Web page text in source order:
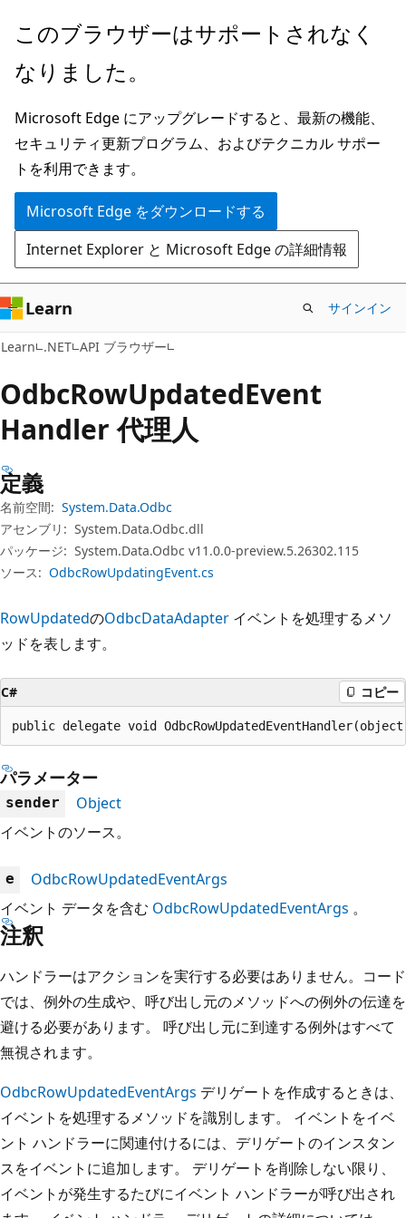
メ
ン
ン
テ
ン
ツ
に
ス
キ
ッ
プ
ペ
ジ
ナ
ビ
ゲ
ー
シ
ョ
ン
に
ス
キ
ッ
プ
このブラウザーはサポートされなく
なりました。
Microsoft Edge にアップグレードすると、最新の機能、
セキュリティ更新プログラム、およびテクニカル サポー
トを利用できます。
Microsoft Edge をダウンロードする
Internet Explorer と Microsoft Edge の詳細情報
Learn サインイン
Learn .NET API ブラウザー
OdbcRowUpdatedEvent
Handler 代理人
定義
名前空間: System.Data.Odbc
アセンブリ: System.Data.Odbc.dll
パッケージ: System.Data.Odbc v11.0.0-preview.5.26302.115
ソース: OdbcRowUpdatingEvent.cs
RowUpdatedのOdbcDataAdapter イベントを処理するメソ
ッドを表します。
C# コピー
public delegate void
パラメーター
sender
Object
イベントのソース。
e
OdbcRowUpdatedEventArgs
イベント データを含む OdbcRowUpdatedEventArgs 。
注釈
ハンドラーはアクションを実行する必要はありません。コード
では、例外の生成や、呼び出し元のメソッドへの例外の伝達を
避ける必要があります。 呼び出し元に到達する例外はすべて
無視されます。
OdbcRowUpdatedEventArgs デリゲートを作成するときは、
イベントを処理するメソッドを識別します。 イベントをイベ
ント ハンドラーに関連付けるには、デリゲートのインスタン
スをイベントに追加します。 デリゲートを削除しない限り、
イベントが発生するたびにイベント ハンドラーが呼び出され